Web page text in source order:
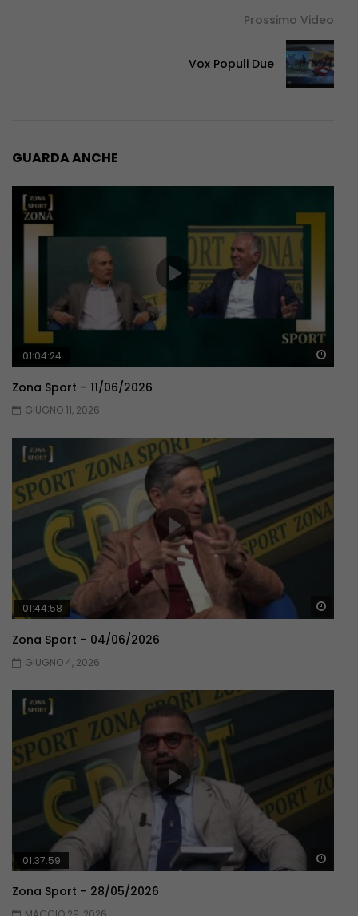
Prossimo Video
Vox Populi Due
GUARDA ANCHE
01:04:24
Zona Sport – 11/06/2026
GIUGNO 11, 2026
01:44:58
Zona Sport – 04/06/2026
GIUGNO 4, 2026
01:37:59
Zona Sport – 28/05/2026